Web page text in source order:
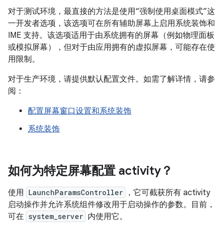
对于测试环境，最直接的方法是使用“强制使用桌面模式”这
一开发者选项，该选项可在所有辅助屏幕上启用系统装饰和
IME 支持。该选项适用于由系统拥有的屏幕（例如物理面板
或模拟屏幕），但对于由应用拥有的虚拟屏幕，可能存在使
用限制。
对于生产环境，请提供默认配置文件。如需了解详情，请参
阅：
配置屏幕窗口设置和系统装饰
系统装饰
如何为特定屏幕配置 activity？
使用 LaunchParamsController
，它可截获所有 activity
启动操作并允许系统组件修改用于启动操作的参数。目前，
可在 system_server 内使用它。